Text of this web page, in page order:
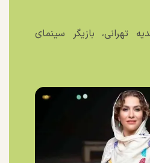
تهرانی، بازیگر سینمای